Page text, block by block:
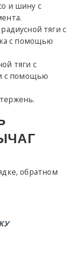
и шину с
тяги с
с помощью
тяги с
с помощью
обратном